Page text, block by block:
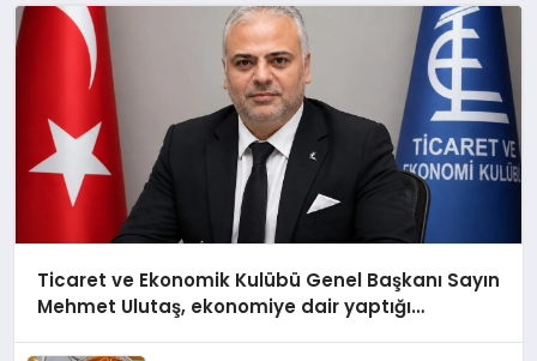
Ticaret ve Ekonomik Kulübü Genel Başkanı Sayın
Mehmet Ulutaş, ekonomiye dair yaptığı